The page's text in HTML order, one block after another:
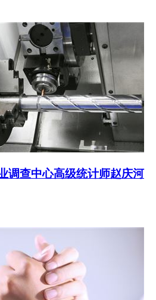
调查中心高级统计师赵庆河